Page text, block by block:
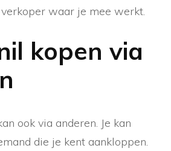
waar je mee werkt.
kopen via
ook via anderen. Je kan
die je kent aankloppen.